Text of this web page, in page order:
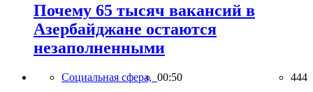
Почему 65 тысяч вакансий в
Азербайджане остаются
незаполненными
Социальная сфера, 00:50 444